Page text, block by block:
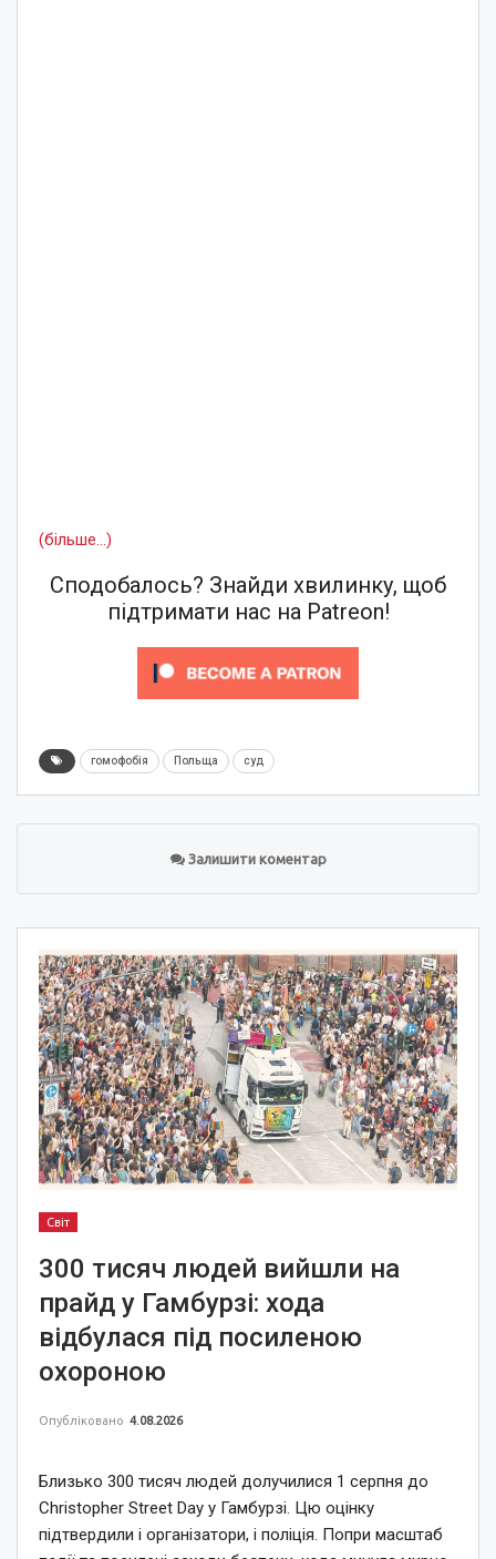
(більше…)
Сподобалось? Знайди хвилинку, щоб
підтримати нас на Patreon!
гомофобія Польща суд
Залишити коментар
Світ
300 тисяч людей вийшли на
прайд у Гамбурзі: хода
відбулася під посиленою
охороною
Опубліковано 4.08.2026
Близько 300 тисяч людей долучилися 1 серпня до
Christopher Street Day у Гамбурзі. Цю оцінку
підтвердили і організатори, і поліція. Попри масштаб